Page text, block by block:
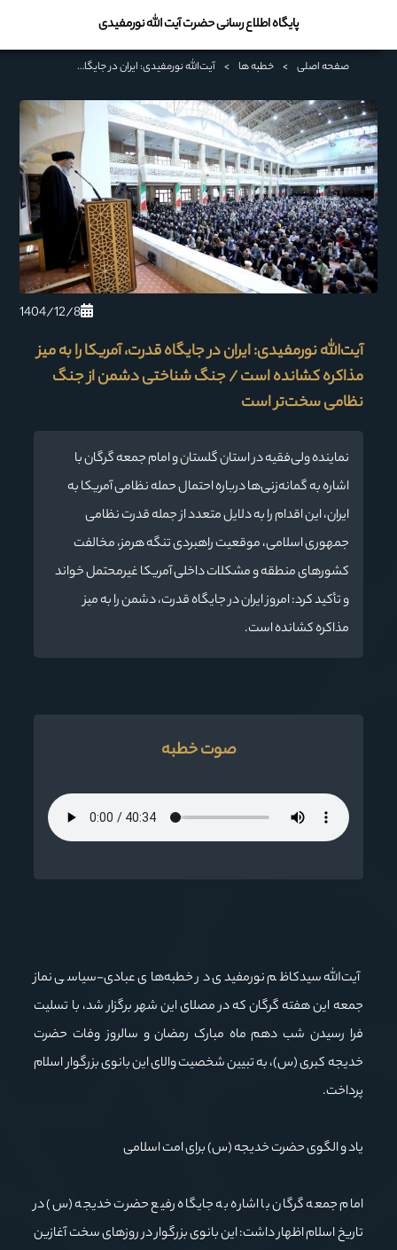
پایگاه اطلاع رسانی حضرت آیت الله نورمفیدی
صفحه اصلی > خطبه ها > آیت‌الله نورمفیدی: ایران در جایگاه قدرت، آمریکا را به میز مذاکره کشانده است / جنگ شناختی دشمن از جنگ نظامی سخت‌تر است
1404/12/8
آیت‌الله نورمفیدی: ایران در جایگاه قدرت، آمریکا را به میز
مذاکره کشانده است / جنگ شناختی دشمن از جنگ
نظامی سخت‌تر است
نماینده ولی‌فقیه در استان گلستان و امام جمعه گرگان با
اشاره به گمانه‌زنی‌ها درباره احتمال حمله نظامی آمریکا به
ایران، این اقدام را به دلایل متعدد از جمله قدرت نظامی
جمهوری اسلامی، موقعیت راهبردی تنگه هرمز، مخالفت
کشورهای منطقه و مشکلات داخلی آمریکا غیرمحتمل خواند
و تأکید کرد: امروز ایران در جایگاه قدرت، دشمن را به میز
مذاکره کشانده است.
صوت خطبه
آیت‌الله سیدکاظم نورمفیدی در خطبه‌های عبادی-سیاسی نماز
جمعه این هفته گرگان که در مصلای این شهر برگزار شد، با تسلیت
فرا رسیدن شب دهم ماه مبارک رمضان و سالروز وفات حضرت
خدیجه کبری (س)، به تبیین شخصیت والای این بانوی بزرگوار اسلام
پرداخت.
یاد و الگوی حضرت خدیجه (س) برای امت اسلامی
امام جمعه گرگان با اشاره به جایگاه رفیع حضرت خدیجه (س) در
تاریخ اسلام اظهار داشت: این بانوی بزرگوار در روزهای سخت آغازین